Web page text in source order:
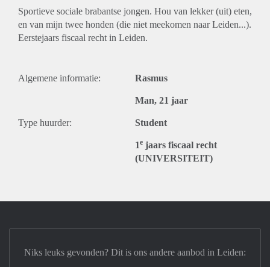
Sportieve sociale brabantse jongen. Hou van lekker (uit) eten,
en van mijn twee honden (die niet meekomen naar Leiden...).
Eerstejaars fiscaal recht in Leiden.
Algemene informatie: Rasmus
Man, 21 jaar
Type huurder: Student
1e jaars fiscaal recht
(UNIVERSITEIT)
Niks leuks gevonden? Dit is ons andere aanbod in Leiden: